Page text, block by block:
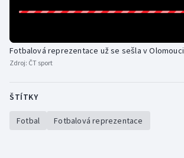
Fotbalová reprezentace už se sešla v Olomouci
Zdroj: ČT sport
ŠTÍTKY
Fotbal Fotbalová reprezentace